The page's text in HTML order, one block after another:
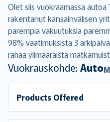
Olet siis vuokraamassa
rakentanut kansainvälisen
parempia vakuutuksia
98% vaatimuksista 3
rahaa ylimääräistä
Vuokrauskohde: Auto
Products Offered